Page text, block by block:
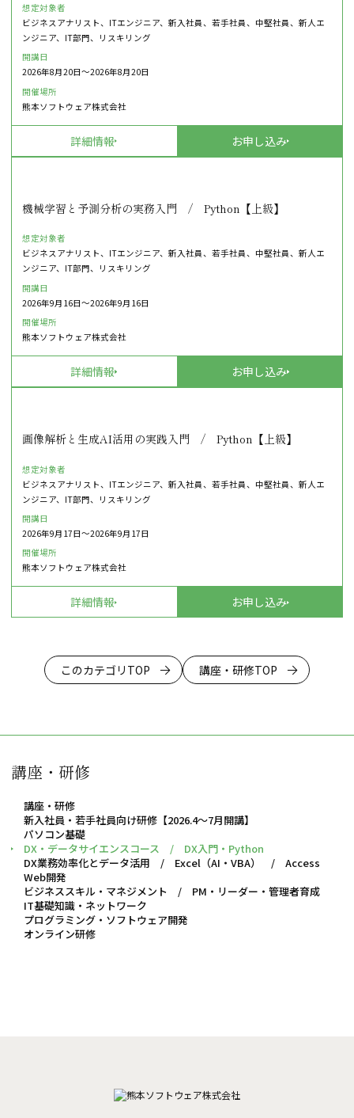
想定対象者
ビジネスアナリスト、ITエンジニア、新入社員、若手社員、中堅社員、新人エ
ンジニア、IT部門、リスキリング
開講日
2026年8月20日〜2026年8月20日
開催場所
熊本ソフトウェア株式会社
詳細情報 お申し込み
機械学習と予測分析の実務入門 / Python【上級】
想定対象者
ビジネスアナリスト、ITエンジニア、新入社員、若手社員、中堅社員、新人エ
ンジニア、IT部門、リスキリング
開講日
2026年9月16日〜2026年9月16日
開催場所
熊本ソフトウェア株式会社
詳細情報 お申し込み
画像解析と生成AI活用の実践入門 / Python【上級】
想定対象者
ビジネスアナリスト、ITエンジニア、新入社員、若手社員、中堅社員、新人エ
ンジニア、IT部門、リスキリング
開講日
2026年9月17日〜2026年9月17日
開催場所
熊本ソフトウェア株式会社
詳細情報 お申し込み
このカテゴリTOP 講座・研修TOP
講座・研修
講座・研修
新入社員・若手社員向け研修【2026.4～7月開講】
パソコン基礎
DX・データサイエンスコース / DX入門・Python
DX業務効率化とデータ活用 / Excel（AI・VBA） / Access
Web開発
ビジネススキル・マネジメント / PM・リーダー・管理者育成
IT基礎知識・ネットワーク
プログラミング・ソフトウェア開発
オンライン研修